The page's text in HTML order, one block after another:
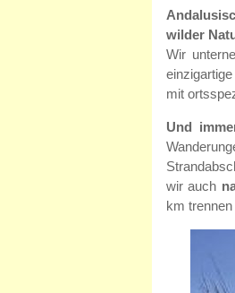
wilder
Wir
mit
Und
wir auch
km